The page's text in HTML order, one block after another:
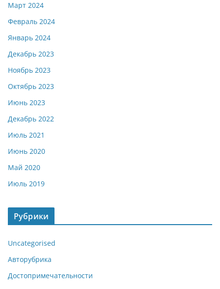
Март 2024
Февраль 2024
Январь 2024
Декабрь 2023
Ноябрь 2023
Октябрь 2023
Июнь 2023
Декабрь 2022
Июль 2021
Июнь 2020
Май 2020
Июль 2019
Рубрики
Uncategorised
Авторубрика
Достопримечательности